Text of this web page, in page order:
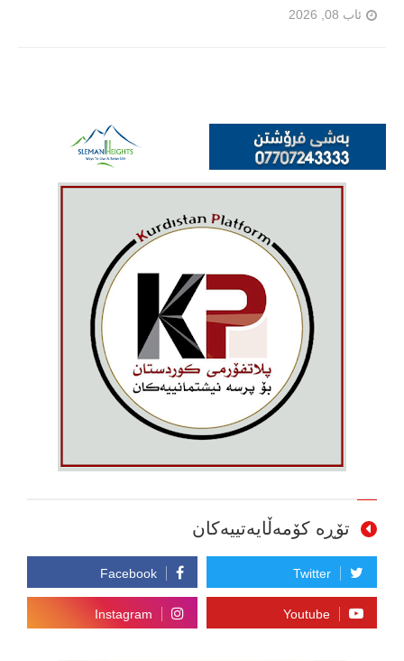
ئاب 08, 2026
تۆڕە کۆمەڵایەتییەکان